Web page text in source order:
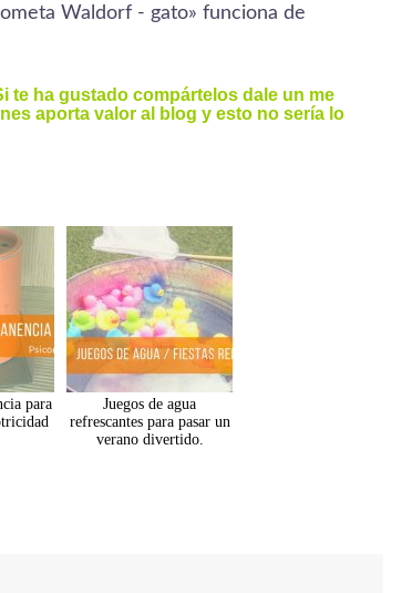
Waldorf - gato» funciona de
te ha gustado compártelos dale un me
aporta valor al blog y esto no sería lo
para
Juegos de agua
refrescantes para pasar un
verano divertido.